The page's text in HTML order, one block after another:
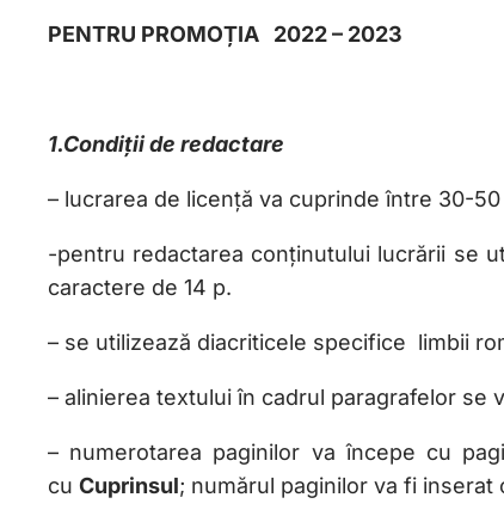
PENTRU PROMOȚIA 2022 – 2023
1.Condiții de redactare
– lucrarea de licență va cuprinde între 30-
-pentru redactarea conținutului lucrării se
caractere de 14 p.
– se utilizează diacriticele specifice limbii
– alinierea textului în cadrul paragrafelor se
– numerotarea paginilor va începe cu
cu Cuprinsul; numărul paginilor va fi